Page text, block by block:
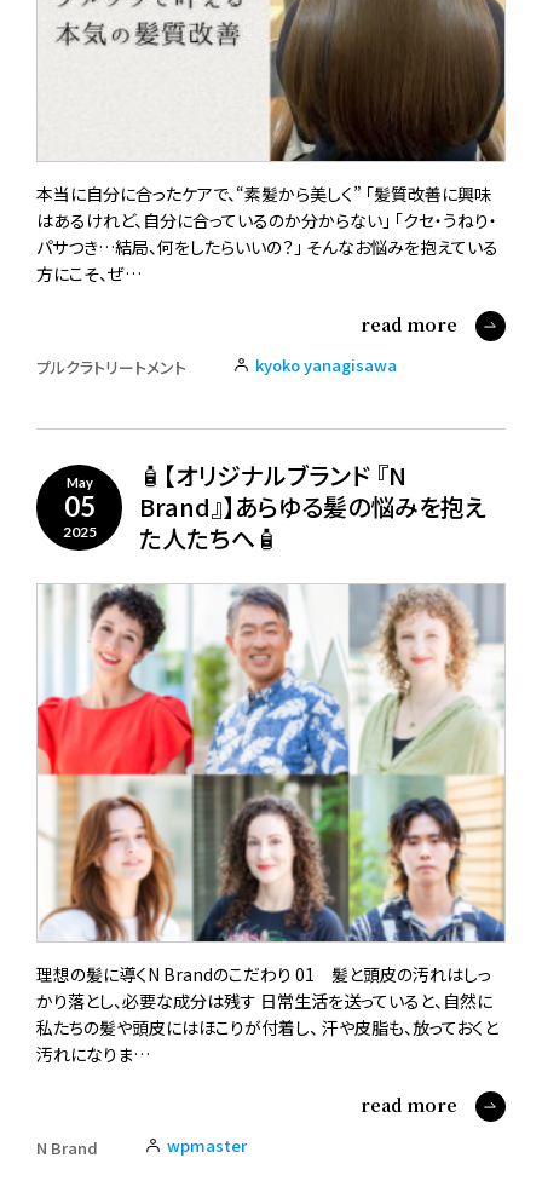
本当に自分に合ったケアで、“素髪から美しく” 「髪質改善に興味
はあるけれど、自分に合っているのか分からない」 「クセ・うねり・
パサつき…結局、何をしたらいいの？」 そんなお悩みを抱えている
方にこそ、ぜ…
read more
プルクラトリートメント kyoko yanagisawa
May
05
2025
🧴【オリジナルブランド 『N
Brand』】あらゆる髪の悩みを抱え
た人たちへ🧴
理想の髪に導くN Brandのこだわり 01 髪と頭皮の汚れはしっ
かり落とし、必要な成分は残す 日常生活を送っていると、自然に
私たちの髪や頭皮にはほこりが付着し、 汗や皮脂も、放っておくと
汚れになりま…
read more
N Brand wpmaster